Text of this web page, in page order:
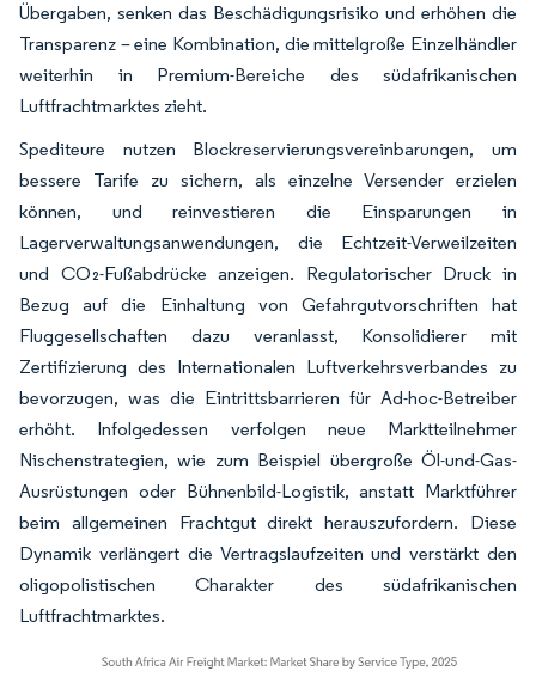
Übergaben, senken das Beschädigungsrisiko und erhöhen die
Transparenz – eine Kombination, die mittelgroße Einzelhändler
weiterhin in Premium-Bereiche des südafrikanischen
Luftfrachtmarktes zieht.
Spediteure nutzen Blockreservierungsvereinbarungen, um
bessere Tarife zu sichern, als einzelne Versender erzielen
können, und reinvestieren die Einsparungen in
Lagerverwaltungsanwendungen, die Echtzeit-Verweilzeiten
und CO₂-Fußabdrücke anzeigen. Regulatorischer Druck in
Bezug auf die Einhaltung von Gefahrgutvorschriften hat
Fluggesellschaften dazu veranlasst, Konsolidierer mit
Zertifizierung des Internationalen Luftverkehrsverbandes zu
bevorzugen, was die Eintrittsbarrieren für Ad-hoc-Betreiber
erhöht. Infolgedessen verfolgen neue Marktteilnehmer
Nischenstrategien, wie zum Beispiel übergroße Öl-und-Gas-
Ausrüstungen oder Bühnenbild-Logistik, anstatt Marktführer
beim allgemeinen Frachtgut direkt herauszufordern. Diese
Dynamik verlängert die Vertragslaufzeiten und verstärkt den
oligopolistischen Charakter des südafrikanischen
Luftfrachtmarktes.